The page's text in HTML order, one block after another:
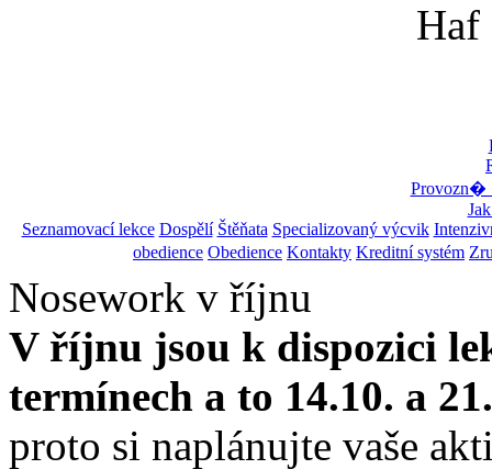
Haf
Seznamovací lekce Dospělí Štěňata Specializovaný výcvik
obedience Obedience Kontakty Kreditní systém
Nosework v říjnu
V říjnu jsou k dispozici
termínech a to 14.10. a
proto si naplánujte vaše